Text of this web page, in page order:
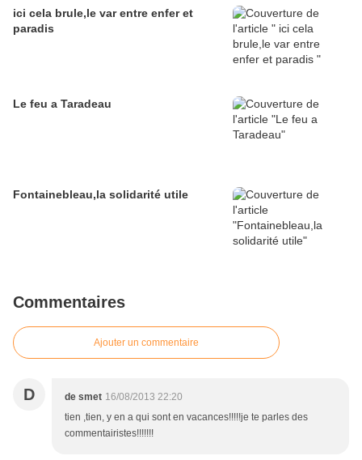
ici cela brule,le var entre enfer et
paradis
Le feu a Taradeau
Fontainebleau,la solidarité utile
Commentaires
Ajouter un commentaire
D de smet 16/08/2013 22:20
tien ,tien, y en a qui sont en vacances!!!!!je te parles des
commentairistes!!!!!!!